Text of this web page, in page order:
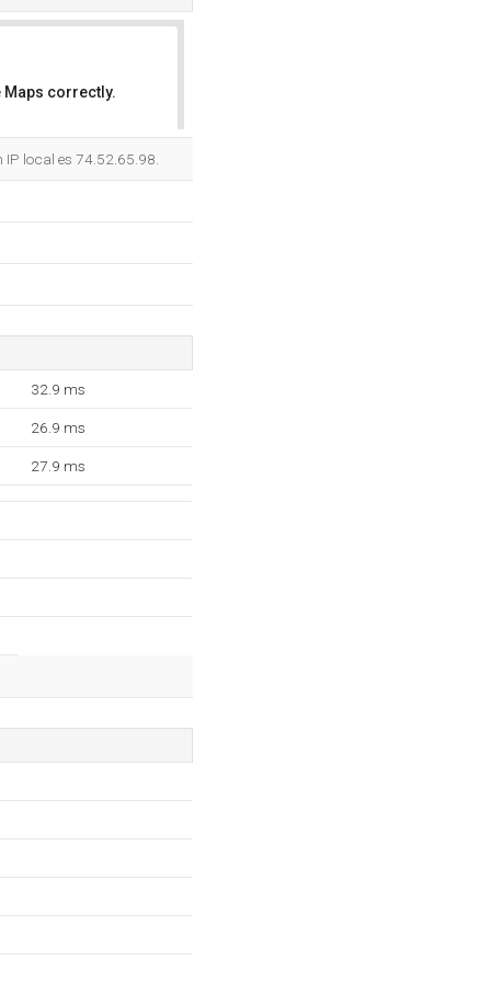
Maps correctly.
local es 74.52.65.98.
32.9 ms
26.9 ms
27.9 ms